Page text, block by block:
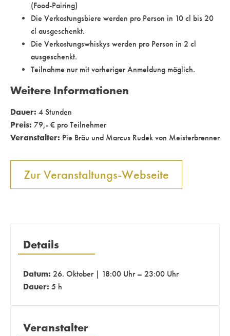
(Food-Pairing)
Die Verkostungsbiere werden pro Person in 10 cl bis 20
cl ausgeschenkt.
Die Verkostungswhiskys werden pro Person in 2 cl
ausgeschenkt.
Teilnahme nur mit vorheriger Anmeldung möglich.
Weitere Informationen
Dauer: 4 Stunden
Preis: 79,- € pro Teilnehmer
Veranstalter: Pie Bräu und Marcus Rudek von Meisterbrenner
Zur Veranstaltungs-Webseite
Details
Datum: 26. Oktober | 18:00 Uhr – 23:00 Uhr
Dauer: 5 h
Veranstalter